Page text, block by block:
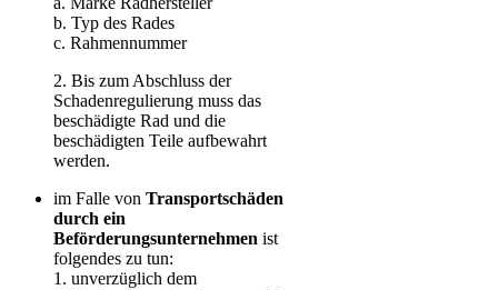
b. Typ des Rades
c. Rahmennummer
2. Bis zum Abschluss der
Schadenregulierung muss das
beschädigte Rad und die
beschädigten Teile aufbewahrt
werden.
im Falle von Transportschäden
durch ein
Beförderungsunternehmen ist
folgendes zu tun:
1. unverzüglich dem